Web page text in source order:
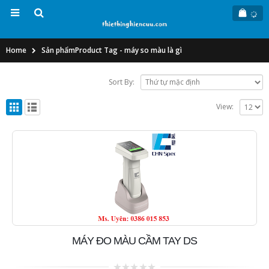
Home Sản phẩmProduct Tag - máy so màu là gì
Sort By:
View:
MÁY ĐO MÀU CẦM TAY DS